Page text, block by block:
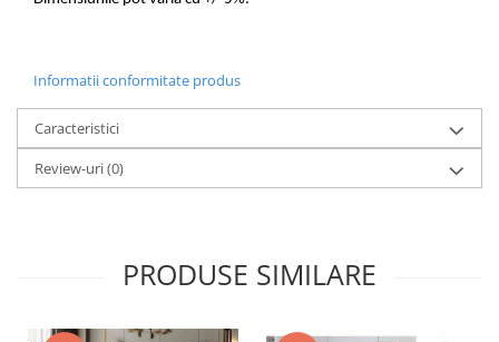
Informatii conformitate produs
Caracteristici
Review-uri(0)
PRODUSE SIMILARE